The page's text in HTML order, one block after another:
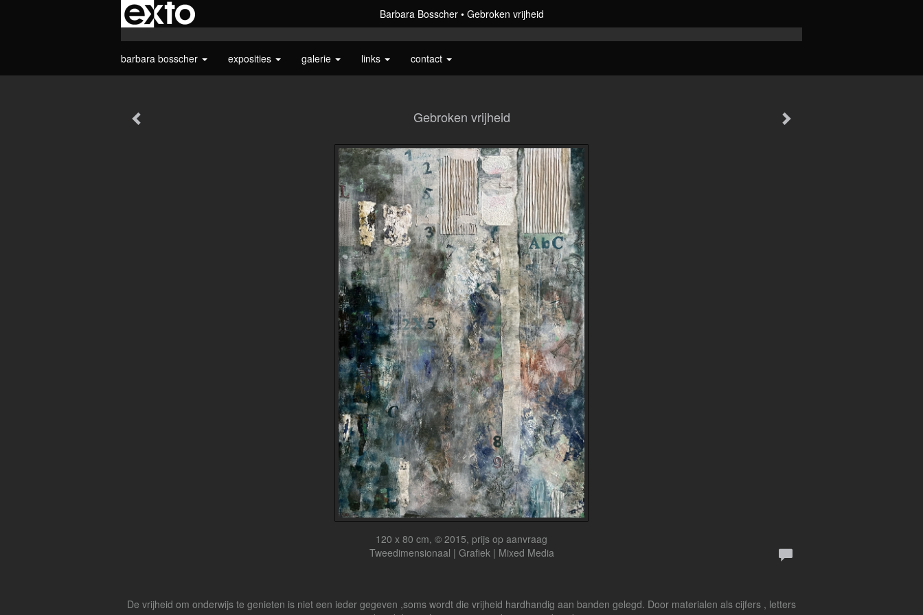
Barbara Bosscher Gebroken vrijheid
barbara bosscher exposities galerie links contact
Gebroken vrijheid
120 x 80 cm, © 2015, prijs op aanvraag
Tweedimensionaal | Grafiek | Mixed Media
De vrijheid om onderwijs te genieten is niet een ieder gegeven ,soms wordt die vrijheid hardhandig aan banden gelegd. Door materialen als cijfers , letters